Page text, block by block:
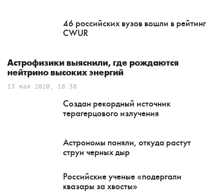
46 российских вузов вошли в рейтинг
CWUR
Астрофизики выяснили, где рождаются
нейтрино высоких энергий
13 мая 2020, 18:38
Создан рекордный источник
терагерцового излучения
Астрономы поняли, откуда растут
струи черных дыр
Российские ученые «подергали
квазары за хвосты»